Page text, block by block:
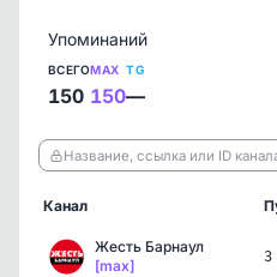
Упоминаний
ВСЕГО
150
MAX
150
TG
—
Название, ссылка или ID
Канал
Жесть Барнаул
[max]
3